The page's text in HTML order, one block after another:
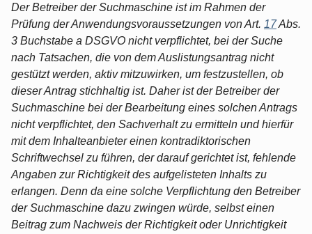
Der Betreiber der Suchmaschine ist im Rahmen der
Prüfung der Anwendungsvoraussetzungen von Art. 17Abs.
3 Buchstabe a DSGVO nicht verpflichtet, bei der Suche
nach Tatsachen, die von dem Auslistungsantrag nicht
gestützt werden, aktiv mitzuwirken, um festzustellen, ob
dieser Antrag stichhaltig ist. Daher ist der Betreiber der
Suchmaschine bei der Bearbeitung eines solchen Antrags
nicht verpflichtet, den Sachverhalt zu ermitteln und hierfür
mit dem Inhalteanbieter einen kontradiktorischen
Schriftwechsel zu führen, der darauf gerichtet ist, fehlende
Angaben zur Richtigkeit des aufgelisteten Inhalts zu
erlangen. Denn da eine solche Verpflichtung den Betreiber
der Suchmaschine dazu zwingen würde, selbst einen
Beitrag zum Nachweis der Richtigkeit oder Unrichtigkeit